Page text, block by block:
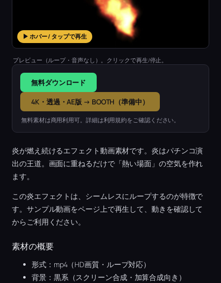
▶ ホバー / タップで再生
プレビュー（ループ・音声なし）。クリックで再生/停止。
無料ダウンロード
4K・透過・AE版 → BOOTH（準備中）
無料素材は商用利用可。詳細は利用規約をご確認ください。
炎が燃え続けるエフェクト動画素材です。炎はパチンコ演
出の王道。画面に重ねるだけで「熱い場面」の空気を作れ
ます。
この炎エフェクトは、シームレスにループするのが特徴で
す。サンプル動画をページ上で再生して、動きを確認して
からご利用ください。
素材の概要
形式：mp4（HD画質・ループ対応）
背景：黒系（スクリーン合成・加算合成向き）